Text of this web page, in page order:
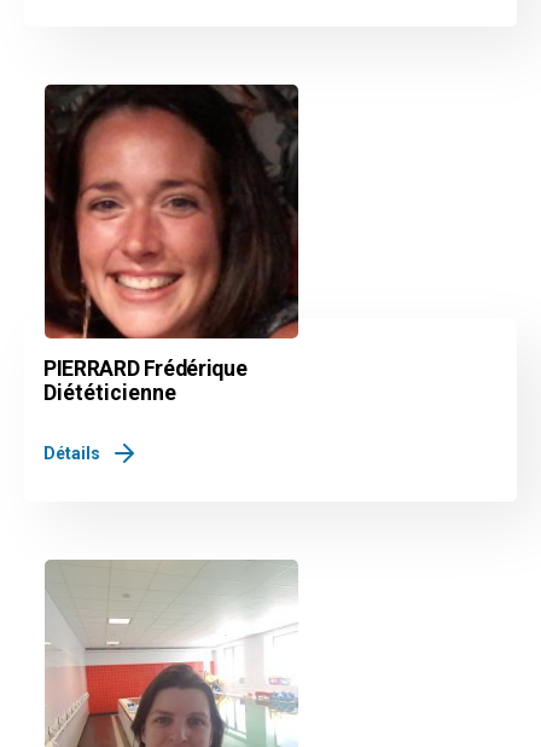
PIERRARD Frédérique
Diététicienne
Détails